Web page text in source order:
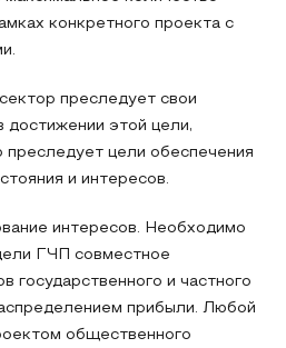
конкретного проекта с
преследует свои
достижении этой цели,
преследует цели обеспечения
и интересов.
интересов. Необходимо
ГЧП совместное
государственного и частного
прибыли. Любой
общественного